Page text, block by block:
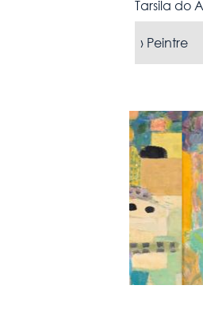
Tarsila do
› Peintre